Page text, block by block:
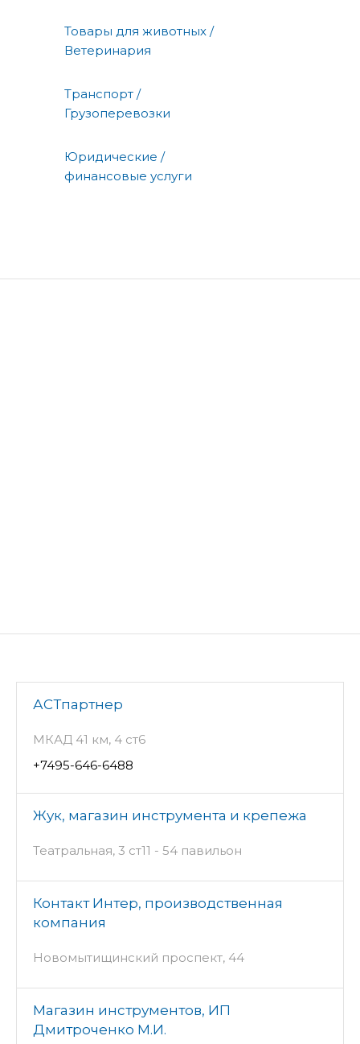
Товары для животных /
Ветеринария
Транспорт /
Грузоперевозки
Юридические /
финансовые услуги
АСТпартнер
МКАД 41 км, 4 ст6
+7495-646-6488
Жук, магазин инструмента и крепежа
Театральная, 3 ст11 - 54 павильон
Контакт Интер, производственная
компания
Новомытищинский проспект, 44
Магазин инструментов, ИП
Дмитроченко М.И.